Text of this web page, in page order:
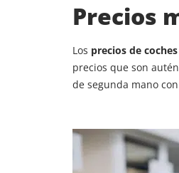
Precios
Los precios de coches
precios que son
de segunda mano